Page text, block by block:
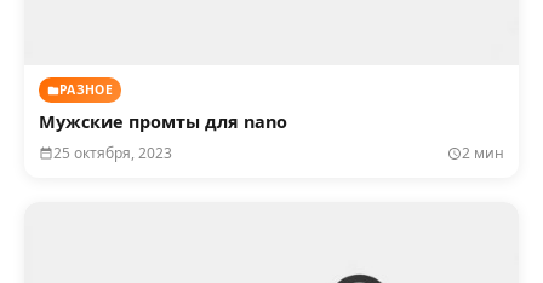
РАЗНОЕ
Мужские промты для nano
25 октября, 2023 2 мин